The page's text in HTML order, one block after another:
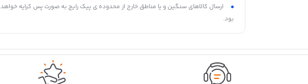
ارسال کالاهای سنگین و یا مناطق خارج از محدوده ی پیک رایج به صورت پس کرایه خواهد
بود.